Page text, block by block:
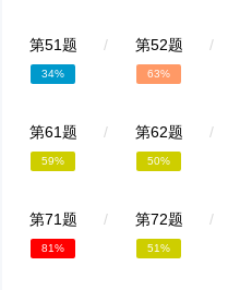
第51题 /
34%
第52题 /
63%
第61题 /
59%
第62题 /
50%
第71题 /
81%
第72题 /
51%